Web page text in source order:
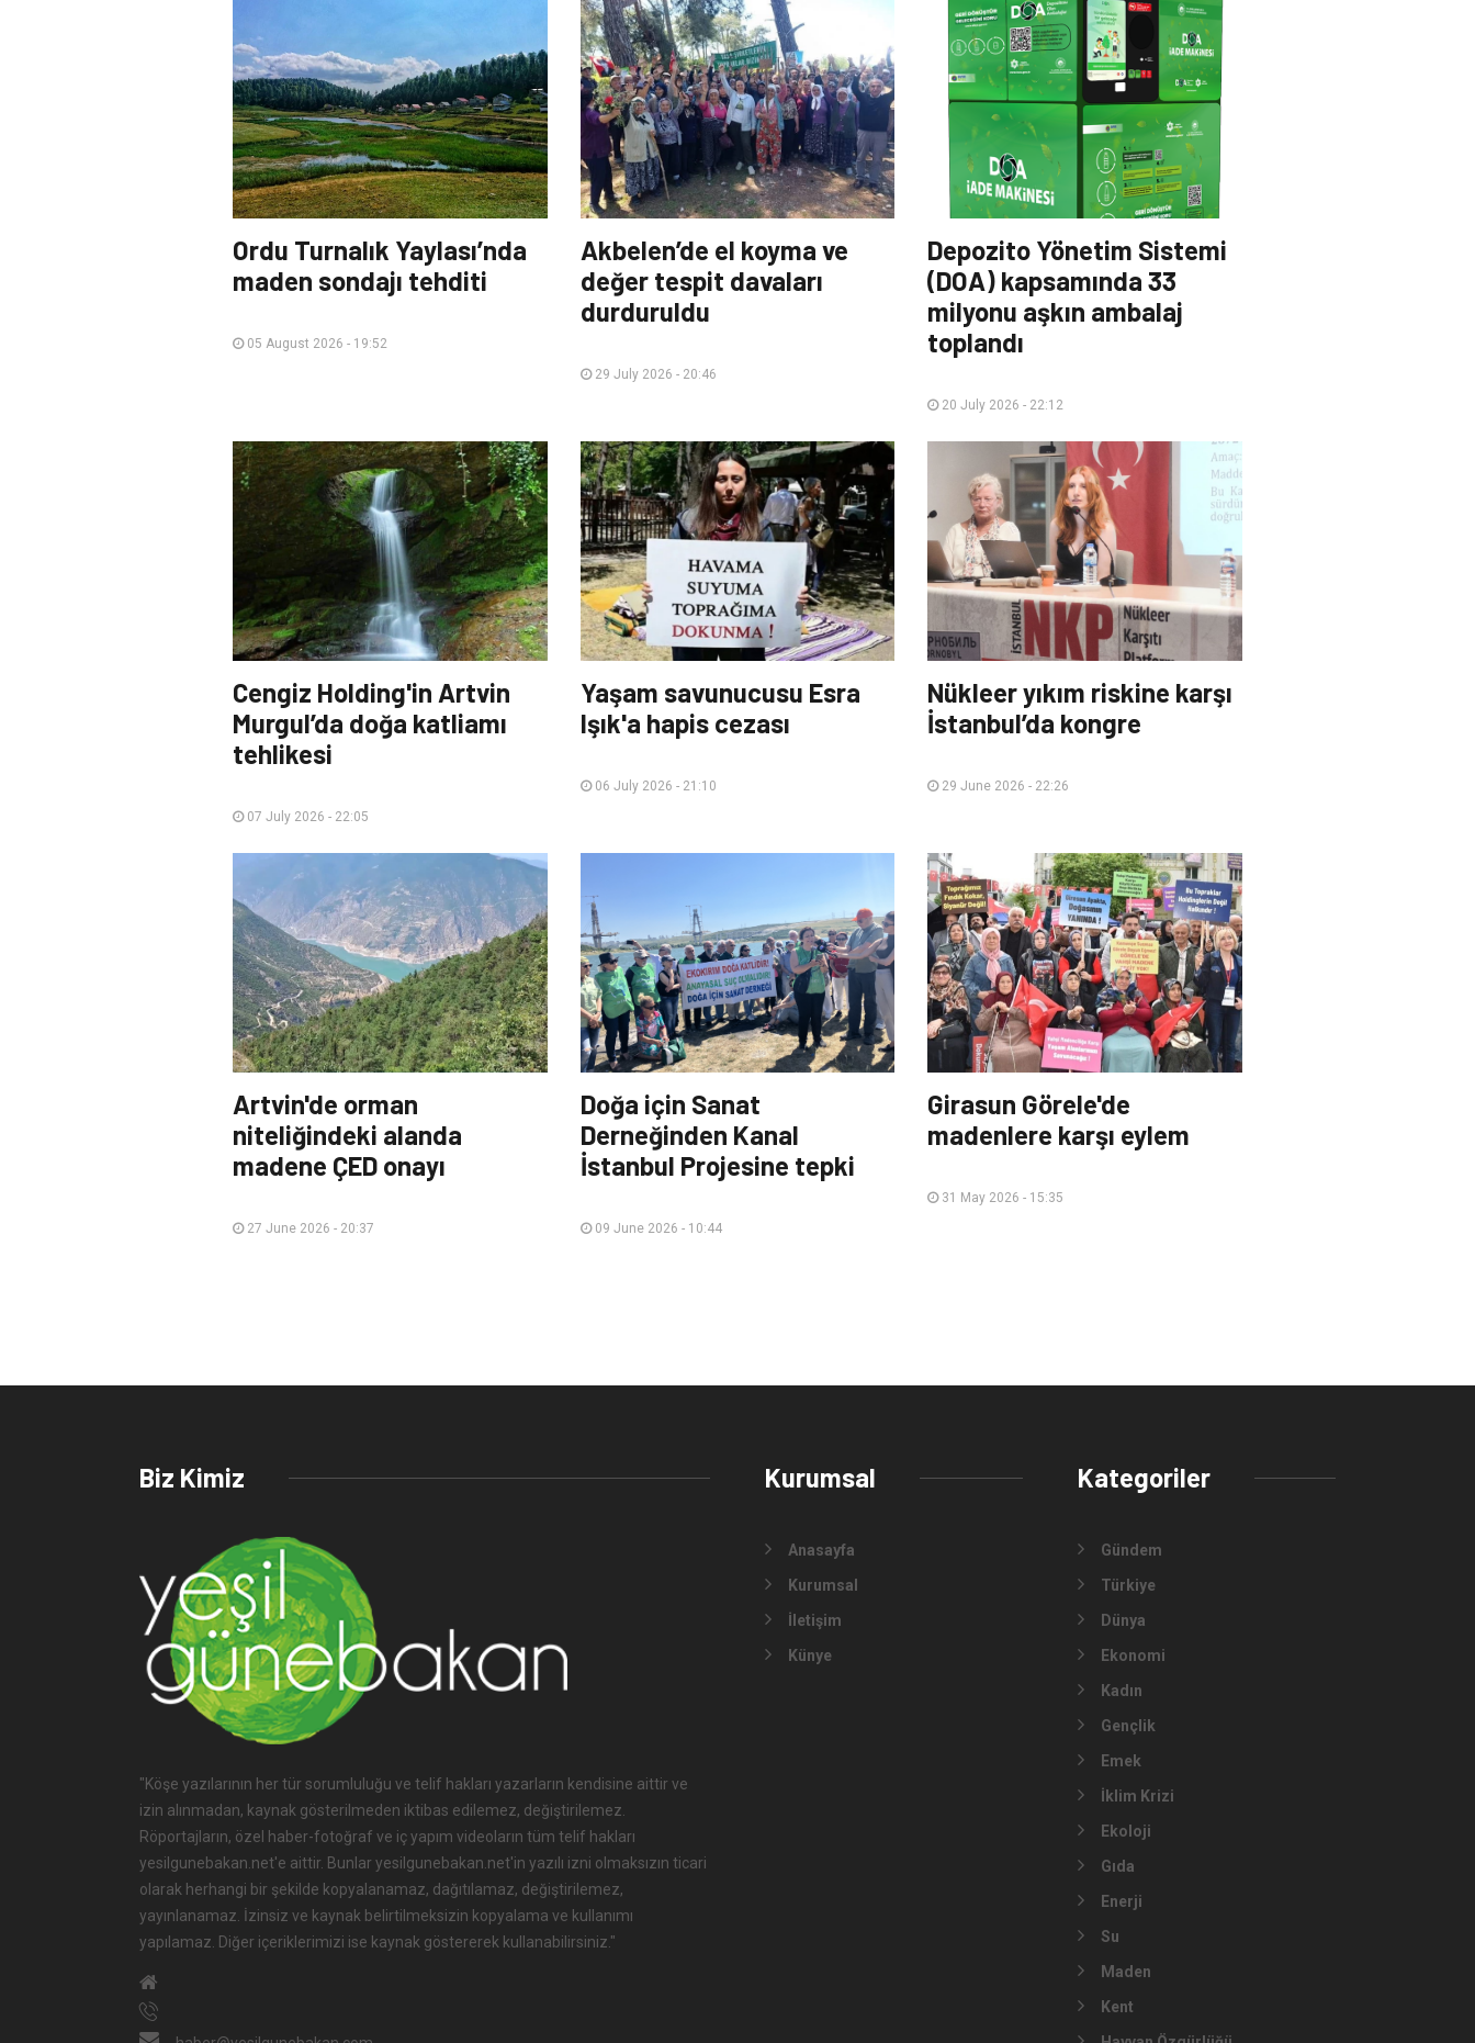
Ordu Turnalık Yaylası’nda
maden sondajı tehditi
05 August 2026 - 19:52
Akbelen’de el koyma ve
değer tespit davaları
durduruldu
29 July 2026 - 20:46
Depozito Yönetim Sistemi
(DOA) kapsamında 33
milyonu aşkın ambalaj
toplandı
20 July 2026 - 22:12
Cengiz Holding'in Artvin
Murgul’da doğa katliamı
tehlikesi
07 July 2026 - 22:05
Yaşam savunucusu Esra
Işık'a hapis cezası
06 July 2026 - 21:10
Nükleer yıkım riskine karşı
İstanbul’da kongre
29 June 2026 - 22:26
Artvin'de orman
niteliğindeki alanda
madene ÇED onayı
27 June 2026 - 20:37
Doğa için Sanat
Derneğinden Kanal
İstanbul Projesine tepki
09 June 2026 - 10:44
Girasun Görele'de
madenlere karşı eylem
31 May 2026 - 15:35
Biz Kimiz
"Köşe yazılarının her tür sorumluluğu ve telif hakları yazarların kendisine aittir ve
izin alınmadan, kaynak gösterilmeden iktibas edilemez, değiştirilemez.
Röportajların, özel haber-fotoğraf ve iç yapım videoların tüm telif hakları
yesilgunebakan.net'e aittir. Bunlar yesilgunebakan.net'in yazılı izni olmaksızın ticari
olarak herhangi bir şekilde kopyalanamaz, dağıtılamaz, değiştirilemez,
yayınlanamaz. İzinsiz ve kaynak belirtilmeksizin kopyalama ve kullanımı
yapılamaz. Diğer içeriklerimizi ise kaynak göstererek kullanabilirsiniz."
Kurumsal
Anasayfa
Kurumsal
İletişim
Künye
Kategoriler
Gündem
Türkiye
Dünya
Ekonomi
Kadın
Gençlik
Emek
İklim Krizi
Ekoloji
Gıda
Enerji
Su
Maden
Kent